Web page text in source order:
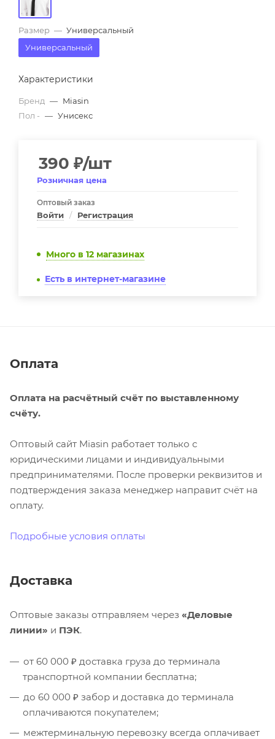
Размер — Универсальный
Универсальный
Характеристики
Бренд — Miasin
Пол - — Унисекс
390 ₽/шт
Розничная цена
Оптовый заказ
Войти / Регистрация
Много в 12 магазинах
Есть в интернет-магазине
Оплата
Оплата на расчётный счёт по выставленному
счёту.
Оптовый сайт Miasin работает только с
юридическими лицами и индивидуальными
предпринимателями. После проверки реквизитов и
подтверждения заказа менеджер направит счёт на
оплату.
Подробные условия оплаты
Доставка
Оптовые заказы отправляем через «Деловые
линии» и ПЭК.
от 60 000 ₽ доставка груза до терминала
транспортной компании бесплатна;
до 60 000 ₽ забор и доставка до терминала
оплачиваются покупателем;
межтерминальную перевозку всегда оплачивает